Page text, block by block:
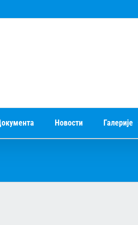
Новости Галерије